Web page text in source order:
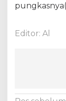
Editor: Al